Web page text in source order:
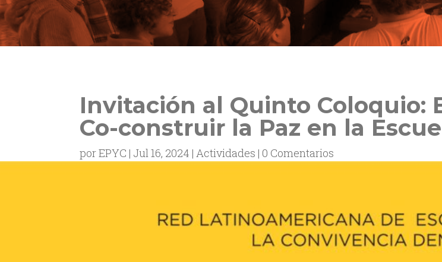
Invitación al Quinto Coloquio:
Co-construir la Paz en la
porEPYC Jul 16, 2024 Actividades 0 Comentarios